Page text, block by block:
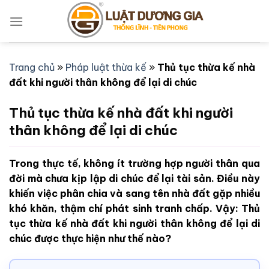
qua
Trang chủ » Pháp luật thừa kế » Thủ tục thừa kế nhà
đất khi người thân không để lại di chúc
Thủ tục thừa kế nhà đất khi người
thân không để lại di chúc
Trong thực tế, không ít trường hợp người thân qua
đời mà chưa kịp lập di chúc để lại tài sản. Điều này
khiến việc phân chia và sang tên nhà đất gặp nhiều
khó khăn, thậm chí phát sinh tranh chấp. Vậy: Thủ
tục thừa kế nhà đất khi người thân không để lại di
chúc được thực hiện như thế nào?